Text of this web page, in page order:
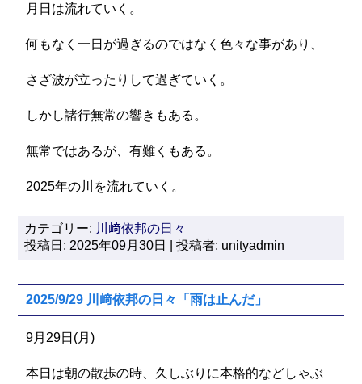
月日は流れていく。
何もなく一日が過ぎるのではなく色々な事があり、
さざ波が立ったりして過ぎていく。
しかし諸行無常の響きもある。
無常ではあるが、有難くもある。
2025年の川を流れていく。
カテゴリー: 川﨑依邦の日々
投稿日: 2025年09月30日 | 投稿者: unityadmin
2025/9/29 川﨑依邦の日々「雨は止んだ」
9月29日(月)
本日は朝の散歩の時、久しぶりに本格的などしゃぶ